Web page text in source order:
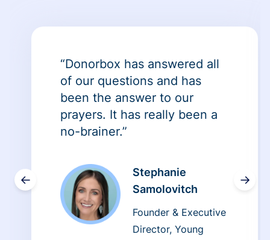
←
“Donorbox has answered all
of our questions and has
been the answer to our
prayers. It has really been a
no-brainer.”
Stephanie
Samolovitch
Founder & Executive
Director, Young
→